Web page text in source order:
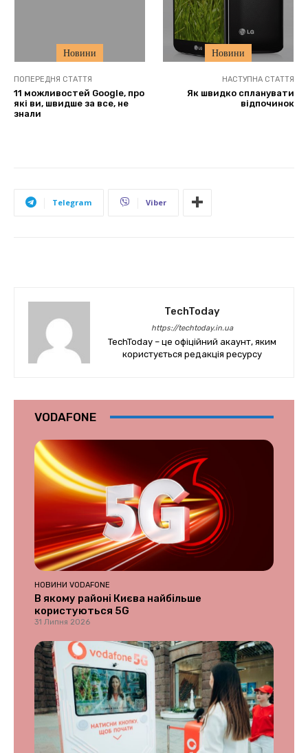
Новини Новини
ПОПЕРЕДНЯ СТАТТЯ
11 можливостей Google, про
які ви, швидше за все, не
знали
НАСТУПНА СТАТТЯ
Як швидко спланувати
відпочинок
Telegram Viber
TechToday
https://techtoday.in.ua
TechToday – це офіційний акаунт, яким
користується редакція ресурсу
VODAFONE
НОВИНИ VODAFONE
В якому районі Києва найбільше
користуються 5G
31 Липня 2026